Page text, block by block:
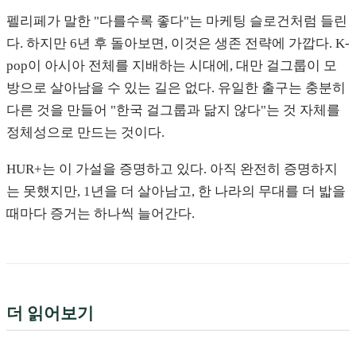
펠리페가 말한 "다를수록 좋다"는 마케팅 슬로건처럼 들린
다. 하지만 6년 후 돌아보면, 이것은 생존 전략에 가깝다. K-
pop이 아시아 전체를 지배하는 시대에, 대만 걸그룹이 모
방으로 살아남을 수 있는 길은 없다. 유일한 출구는 충분히
다른 것을 만들어 "한국 걸그룹과 닮지 않다"는 것 자체를
정체성으로 만드는 것이다.
HUR+는 이 가설을 증명하고 있다. 아직 완전히 증명하지
는 못했지만, 1년을 더 살아남고, 한 나라의 무대를 더 밟을
때마다 증거는 하나씩 늘어간다.
더 읽어보기